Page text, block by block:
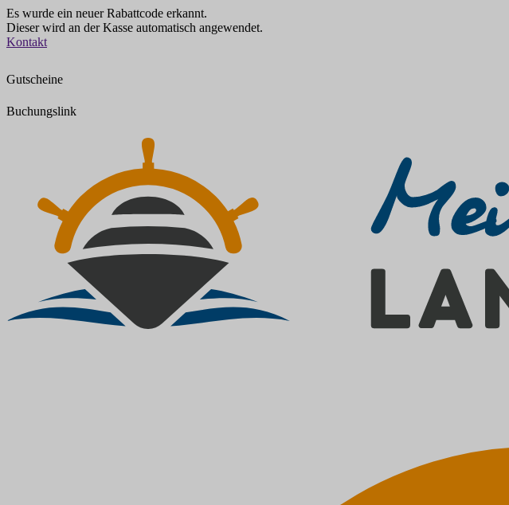
Es wurde ein neuer Rabattcode erkannt.
Dieser wird an der Kasse automatisch angewendet.
Zum
Kontakt
Gutscheine
Buchungslink